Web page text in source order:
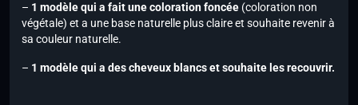
– 1 modèle qui a fait une coloration foncée (coloration non
végétale) et a une base naturelle plus claire et souhaite revenir à
sa couleur naturelle.
– 1 modèle qui a des cheveux blancs et souhaite les recouvrir.